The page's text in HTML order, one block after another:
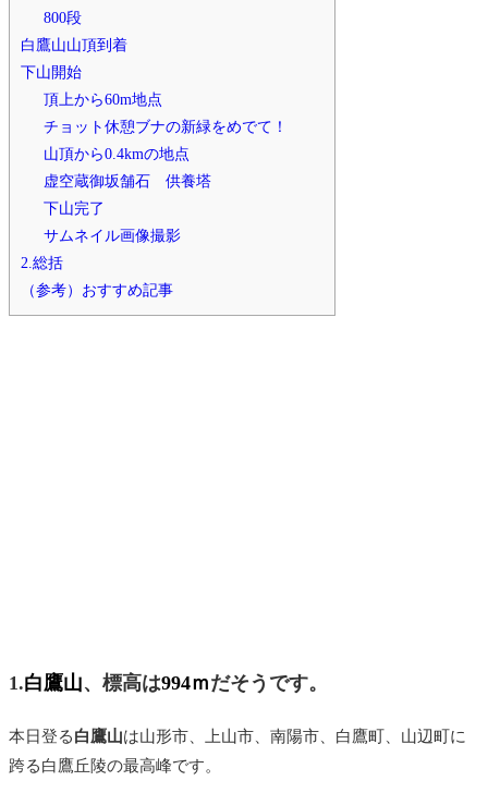
800段
白鷹山山頂到着
下山開始
頂上から60m地点
チョット休憩ブナの新緑をめでて！
山頂から0.4kmの地点
虚空蔵御坂舗石 供養塔
下山完了
サムネイル画像撮影
2.総括
（参考）おすすめ記事
1.白鷹山、 標高は994ｍだそうです。
本日登る白鷹山は山形市、上山市、南陽市、白鷹町、山辺町に
跨る白鷹丘陵の最高峰です。